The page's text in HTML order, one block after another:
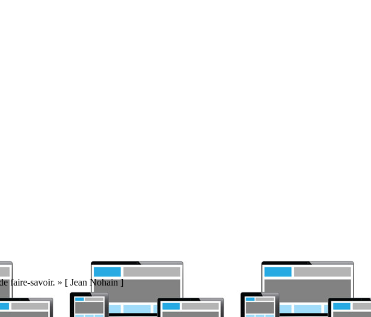
faire-savoir. » [ Jean Nohain ]